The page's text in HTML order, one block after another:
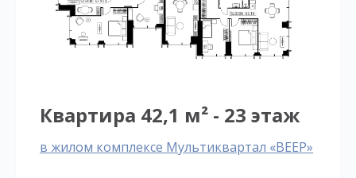
Квартира 42,1 м² - 23 этаж
в жилом комплексе Мультиквартал «ВЕЕР»